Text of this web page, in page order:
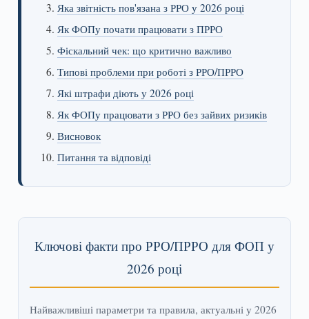
Яка звітність пов'язана з РРО у 2026 році
Як ФОПу почати працювати з ПРРО
Фіскальний чек: що критично важливо
Типові проблеми при роботі з РРО/ПРРО
Які штрафи діють у 2026 році
Як ФОПу працювати з РРО без зайвих ризиків
Висновок
Питання та відповіді
Ключові факти про РРО/ПРРО для ФОП у
2026 році
Найважливіші параметри та правила, актуальні у 2026